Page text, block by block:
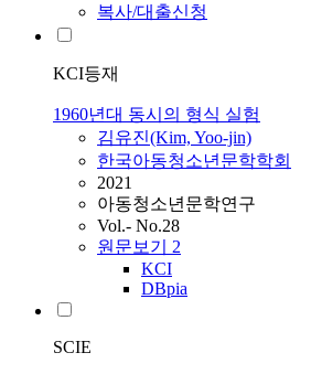
복사/대출신청
KCI등재
1960년대 동시의 형식 실험
김유진(Kim, Yoo-jin)
한국아동청소년문학학회
2021
아동청소년문학연구
Vol.- No.28
원문보기 2
KCI
DBpia
SCIE